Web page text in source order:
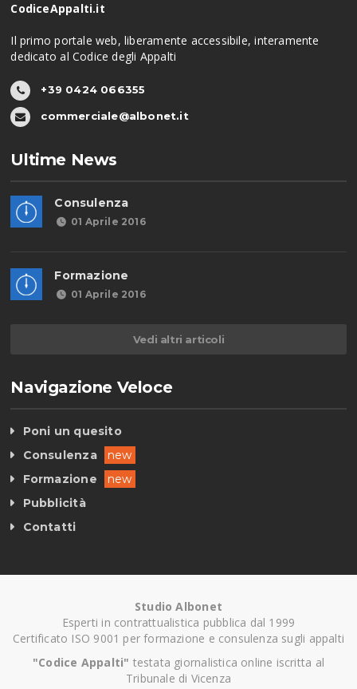
CodiceAppalti.it
Il primo portale web, liberamente accessibile, interamente
dedicato al Codice degli Appalti
+39 0424 066355
commerciale@albonet.it
Ultime News
Consulenza
01 Aprile 2016
Formazione
01 Aprile 2016
Vedi altri articoli
Navigazione Veloce
Poni un quesito
Consulenza
new
Formazione
new
Pubblicità
Contatti
Studio Albonet
Esperti in contrattualistica pubblica dal 1999
Certificato ISO 9001 per formazione e consulenza sugli appalti
"Codice Appalti" testata giornalistica online iscritta al
Tribunale di Vicenza